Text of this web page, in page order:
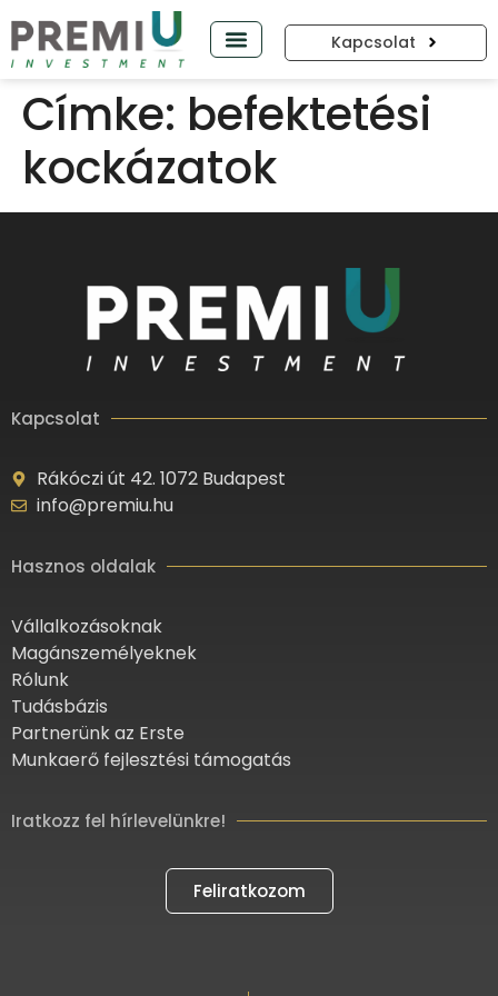
Kapcsolat
Címke: befektetési
kockázatok
Kapcsolat
Rákóczi út 42. 1072 Budapest
info@premiu.hu
Hasznos oldalak
Vállalkozásoknak
Magánszemélyeknek
Rólunk
Tudásbázis
Partnerünk az Erste
Munkaerő fejlesztési támogatás
Iratkozz fel hírlevelünkre!
Feliratkozom